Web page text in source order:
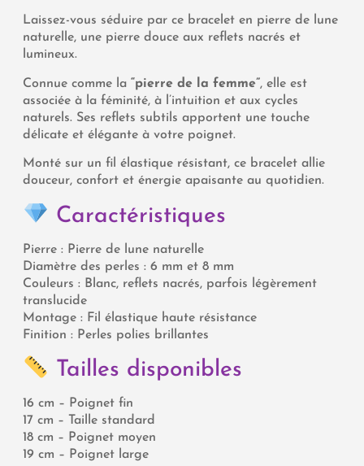
Laissez-vous séduire par ce bracelet en pierre de lune
naturelle, une pierre douce aux reflets nacrés et
lumineux.
Connue comme la “pierre de la femme”, elle est
associée à la féminité, à l’intuition et aux cycles
naturels. Ses reflets subtils apportent une touche
délicate et élégante à votre poignet.
Monté sur un fil élastique résistant, ce bracelet allie
douceur, confort et énergie apaisante au quotidien.
Caractéristiques
Pierre : Pierre de lune naturelle
Diamètre des perles : 6 mm et 8 mm
Couleurs : Blanc, reflets nacrés, parfois légèrement
translucide
Montage : Fil élastique haute résistance
Finition : Perles polies brillantes
Tailles disponibles
16 cm – Poignet fin
17 cm – Taille standard
18 cm – Poignet moyen
19 cm – Poignet large